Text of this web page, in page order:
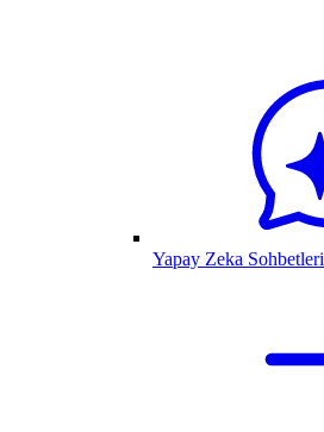
Yapay Zeka Sohbetleri